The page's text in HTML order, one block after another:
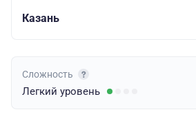
Казань
Сложность
Легкий уровень